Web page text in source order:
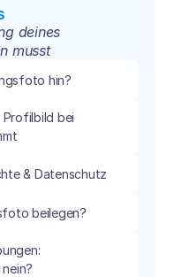
deines
musst
hin?
Profilbild bei
& Datenschutz
beilegen?